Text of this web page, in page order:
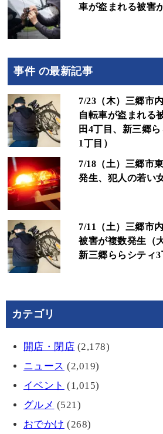
車が盗まれる被害
事件 の最新記事
7/23（木）三郷市
自転車が盗まれる
田4丁目、新三郷
1丁目）
7/18（土）三郷市
発生、犯人の若い
7/11（土）三郷市
被害が複数発生（
新三郷ららシティ3
カテゴリ
開店・閉店 (2,178)
ニュース (2,019)
イベント (1,015)
グルメ (521)
おでかけ (268)